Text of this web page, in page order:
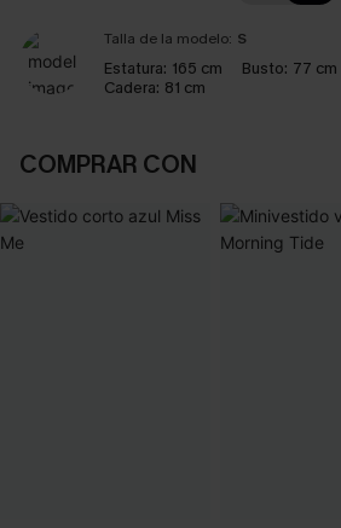
Talla de la modelo: S
Estatura: 165 cm Busto: 77 cm
Cadera: 81 cm
COMPRAR CON